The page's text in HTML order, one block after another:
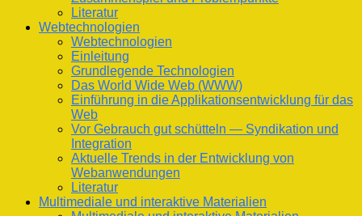
Literatur
Webtechnologien
Webtechnologien
Einleitung
Grundlegende Technologien
Das World Wide Web (WWW)
Einführung in die Applikationsentwicklung für das
Web
Vor Gebrauch gut schütteln — Syndikation und
Integration
Aktuelle Trends in der Entwicklung von
Webanwendungen
Literatur
Multimediale und interaktive Materialien